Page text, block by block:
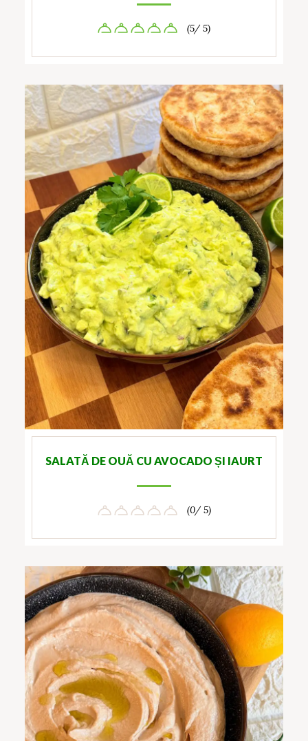
(5/ 5)
SALATĂ DE OUĂ CU AVOCADO ȘI IAURT
(0/ 5)